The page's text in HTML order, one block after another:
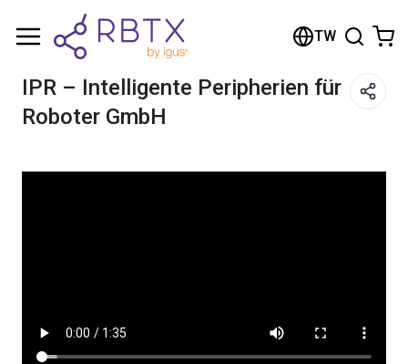
TW
IPR – Intelligente Peripherien für
Roboter GmbH
Shopping Cart
Browse the shop